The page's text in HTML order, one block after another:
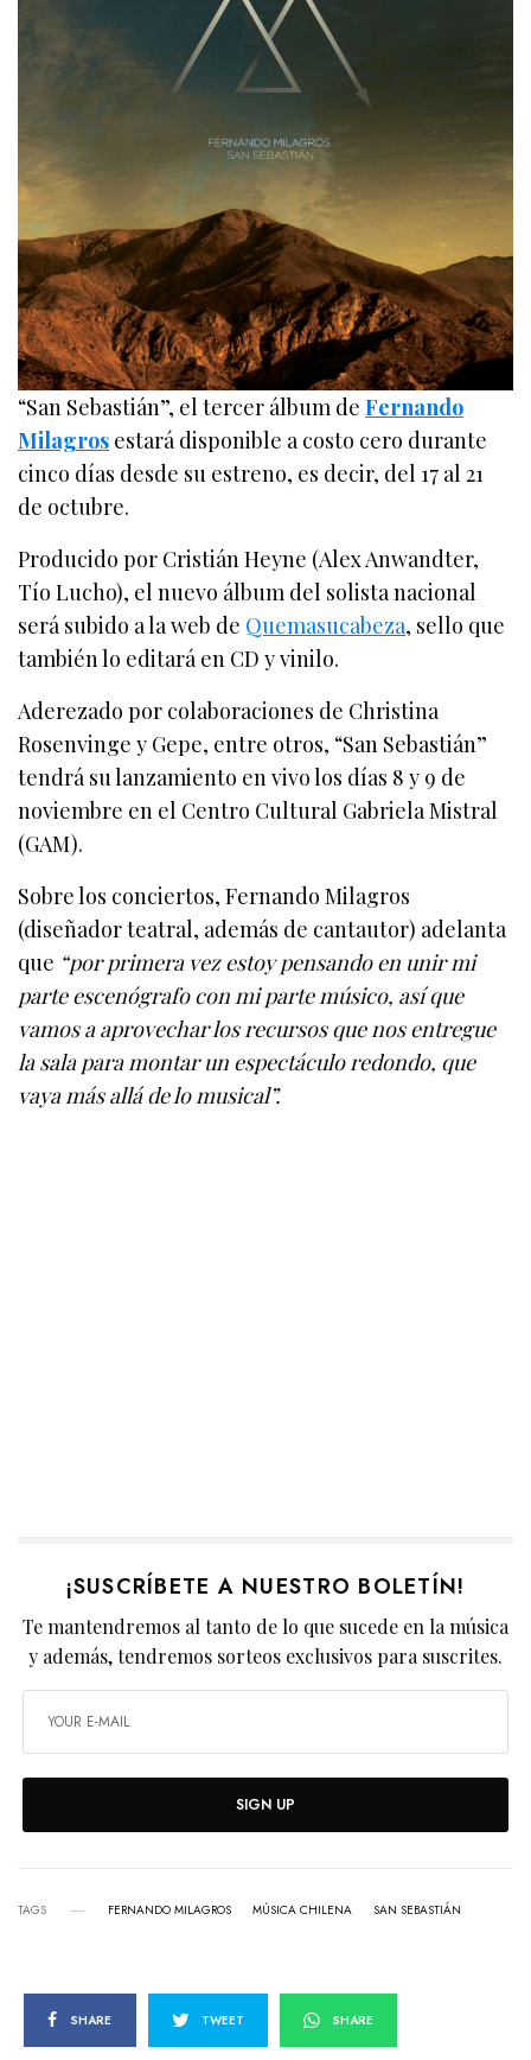
“San Sebastián”, el tercer álbum deFernando
Milagros estará disponible a costo cero durante
cinco días desde su estreno, es decir, del 17 al 21
de octubre.
Producido por Cristián Heyne (Alex Anwandter,
Tío Lucho), el nuevo álbum del solista nacional
será subido a la web de Quemasucabeza, sello que
también lo editará en CD y vinilo.
Aderezado por colaboraciones de Christina
Rosenvinge y Gepe, entre otros, “San Sebastián”
tendrá su lanzamiento en vivo los días 8 y 9 de
noviembre en el Centro Cultural Gabriela Mistral
(GAM).
Sobre los conciertos, Fernando Milagros
(diseñador teatral, además de cantautor) adelanta
que “por primera vez estoy pensando en unir mi
parte escenógrafo con mi parte músico, así que
vamos a aprovechar los recursos que nos entregue
la sala para montar un espectáculo redondo, que
vaya más allá de lo musical”.
¡SUSCRÍBETE A NUESTRO BOLETÍN!
Te mantendremos al tanto de lo que sucede en la música
y además, tendremos sorteos exclusivos para suscrites.
SIGN UP
TAGS FERNANDO MILAGROS MÚSICA CHILENA SAN SEBASTIÁN
SHARE TWEET SHARE